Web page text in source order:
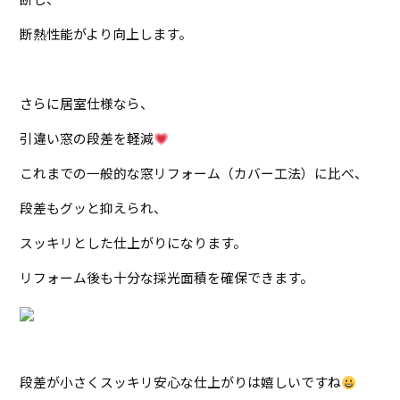
断熱性能がより向上します。
さらに居室仕様なら、
引違い窓の段差を軽減
これまでの一般的な窓リフォーム（カバー工法）に比べ、
段差もグッと抑えられ、
スッキリとした仕上がりになります。
リフォーム後も十分な採光面積を確保できます。
段差が小さくスッキリ安心な仕上がりは嬉しいですね